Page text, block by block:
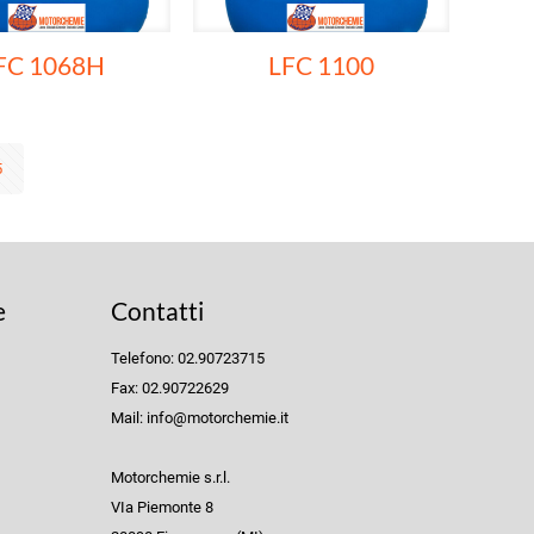
1068H LFC 1100
Contatti
Telefono: 02.90723715
Fax: 02.90722629
Mail: info@motorchemie.it
Motorchemie s.r.l.
VIa Piemonte 8